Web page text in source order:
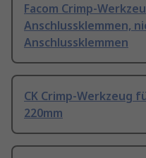
Facom Crimp-
Anschlussklemmen,
Anschlussklemmen
CK Crimp-Werkzeug
220mm